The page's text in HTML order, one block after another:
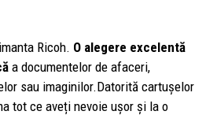
Ricoh. O alegere excelentă
a documentelor de afaceri,
sau imaginilor.Datorită cartușelor
tot ce aveți nevoie ușor și la o